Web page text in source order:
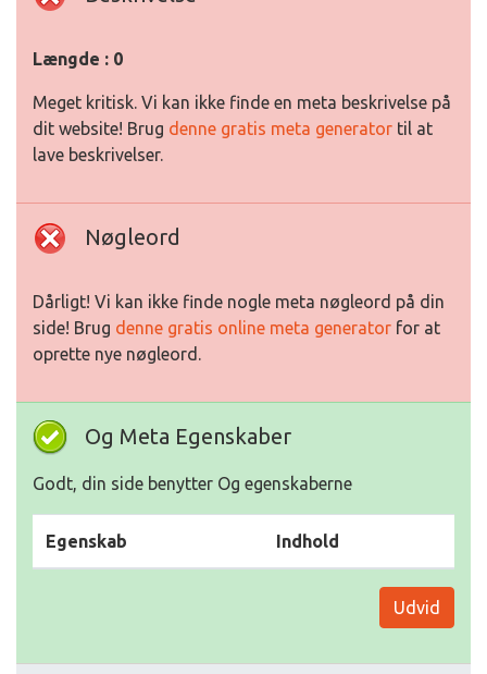
Længde : 0
Meget kritisk. Vi kan ikke finde en meta beskrivelse på
dit website! Brug denne gratis meta generator til at
lave beskrivelser.
Nøgleord
Dårligt! Vi kan ikke finde nogle meta nøgleord på din
side! Brug denne gratis online meta generator for at
oprette nye nøgleord.
Og Meta Egenskaber
Godt, din side benytter Og egenskaberne
Egenskab Indhold
Udvid